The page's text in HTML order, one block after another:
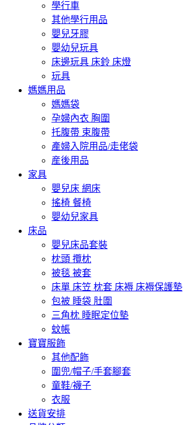
學行車
其他學行用品
嬰兒牙膠
嬰幼兒玩具
床邊玩具 床鈴 床燈
玩具
媽媽用品
媽媽袋
孕婦內衣 胸圍
托腹帶 束腹帶
產婦入院用品/走佬袋
産後用品
家具
嬰兒床 網床
搖椅 餐椅
嬰幼兒家具
床品
嬰兒床品套裝
枕頭 攬枕
被毯 被套
床單 床笠 枕套 床褥 床褥保護墊
包被 睡袋 肚圍
三角枕 睡眠定位墊
蚊帳
寶寶服飾
其他配飾
圍兜/帽子/手套腳套
童鞋/襪子
衣服
送貨安排